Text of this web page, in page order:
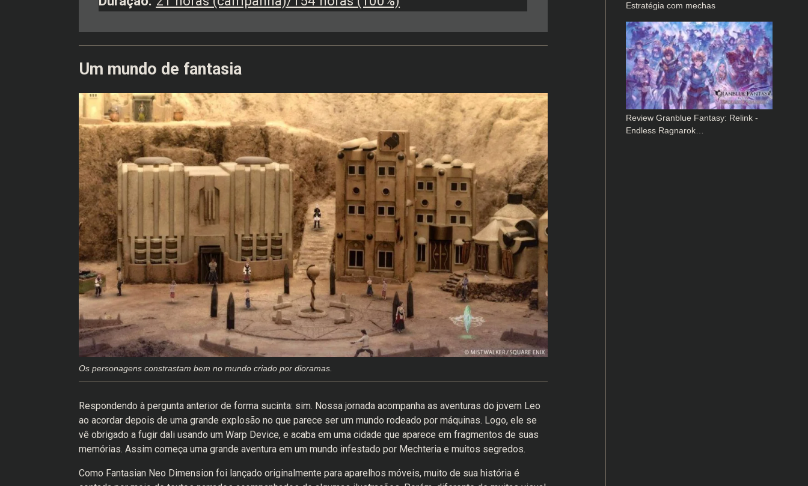
Um mundo de fantasia
Os personagens constrastam bem no mundo criado por dioramas.
Respondendo à pergunta anterior de forma sucinta: sim. Nossa jornada acompanha as aventuras do jovem Leo
ao acordar depois de uma grande explosão no que parece ser um mundo rodeado por máquinas. Logo, ele se
vê obrigado a fugir dali usando um Warp Device, e acaba em uma cidade que aparece em fragmentos de suas
memórias. Assim começa uma grande aventura em um mundo infestado por Mechteria e muitos segredos.
Como Fantasian Neo Dimension foi lançado originalmente para aparelhos móveis, muito de sua história é
Estratégia com mechas
Review Granblue Fantasy: Relink -
Endless Ragnarok…